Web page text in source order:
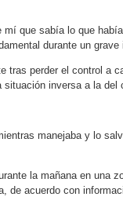
que sabía lo que
durante un
tras perder el control a
inversa a la del
manejaba y lo
la mañana en una
de acuerdo con